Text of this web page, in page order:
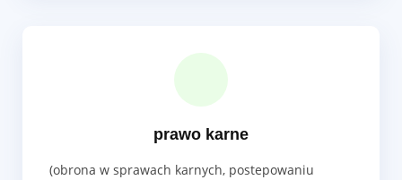
prawo karne
(obrona w sprawach karnych, postepowaniu